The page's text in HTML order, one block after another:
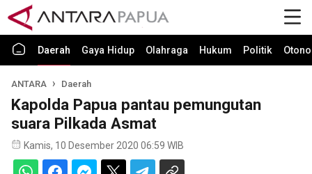
Daerah Gaya Hidup Olahraga Hukum Politik
ANTARA Daerah
Kapolda Papua pantau pemungutan
suara Pilkada Asmat
Kamis, 10 Desember 2020 06:59 WIB